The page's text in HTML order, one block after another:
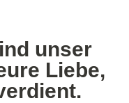
unser
Liebe,